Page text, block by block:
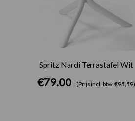
Spritz Nardi Terrastafel Wit
€79.00 (Prijs incl. btw: €95,59)